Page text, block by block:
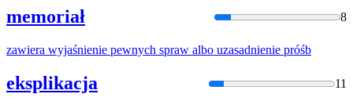
memoriał 8
zawiera wyjaśnienie pewnych spraw albo uzasadnienie próśb
eksplikacja 11